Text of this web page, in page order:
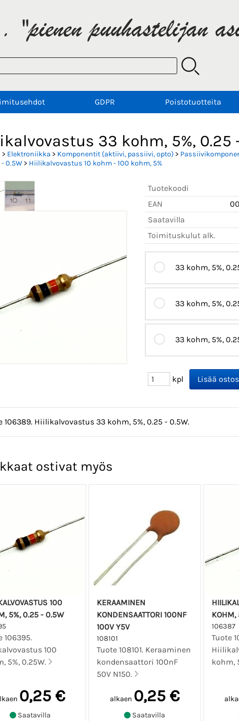
GDPR Poistotuotteita
33 kohm, 5%, 0.25
> Elektroniikka > Komponentit (aktiivi, passiivi, opto) >
- 0.5W> Hiilikalvovastus 10 kohm - 100 kohm, 5%
Tuotekoodi
EAN
Saatavilla
Toimituskulut alk.
33 kohm, 5%,
33 kohm, 5%,
33 kohm, 5%,
kpl
106389. Hiilikalvovastus 33 kohm, 5%, 0.25 - 0.5W.
ostivat myös
100
5%, 0.25 - 0.5W
106395.
100
5%, 0.25W.
0,25 €
Saatavilla
KERAAMINEN
KONDENSAATTORI 100NF
100V Y5V
108101
Tuote 108101. Keraaminen
kondensaattori 100nF
50V N150.
alkaen 0,25 €
Saatavilla
KOHM,
106387
Tuote
kohm,